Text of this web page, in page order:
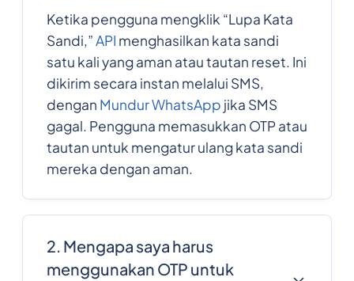
Ketika pengguna mengklik “Lupa Kata
Sandi,”API menghasilkan kata sandi
satu kali yang aman atau tautan reset. Ini
dikirim secara instan melalui SMS,
dengan Mundur WhatsApp jika SMS
gagal. Pengguna memasukkan OTP atau
tautan untuk mengatur ulang kata sandi
mereka dengan aman.
2. Mengapa saya harus
menggunakan OTP untuk